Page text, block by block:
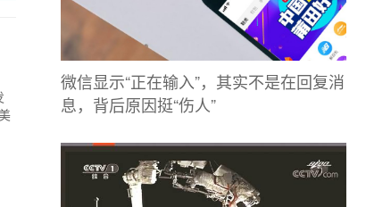
微信显示“正在输入”，其实不是在回复消
息，背后原因挺“伤人”